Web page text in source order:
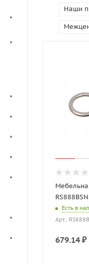
Наши
Есть в
Арт.:
679.14₽